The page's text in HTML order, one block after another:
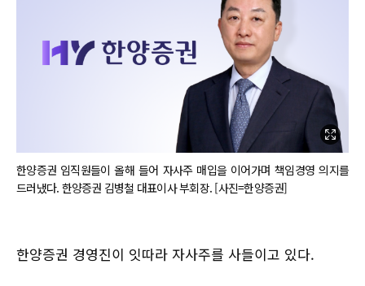
한양증권 임직원들이 올해 들어 자사주 매입을 이어가며 책임경영 의지를
드러냈다. 한양증권 김병철 대표이사 부회장. [사진=한양증권]
한양증권 경영진이 잇따라 자사주를 사들이고 있다.